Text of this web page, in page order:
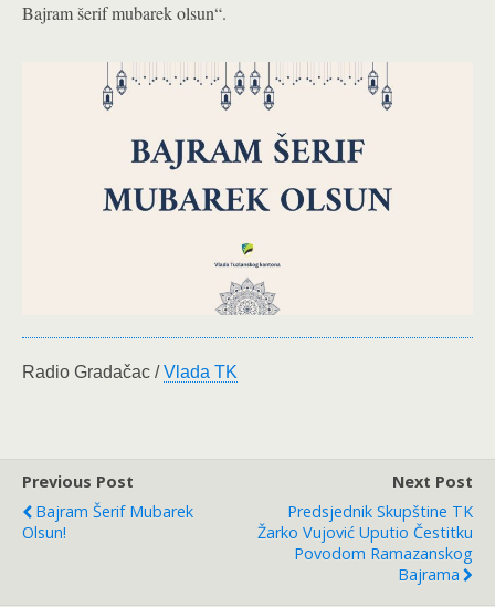
Bajram šerif mubarek olsun“.
Radio Gradačac / Vlada TK
Previous Post
Bajram Šerif Mubarek
Olsun!
Next Post
Predsjednik Skupštine TK
Žarko Vujović Uputio Čestitku
Povodom Ramazanskog
Bajrama